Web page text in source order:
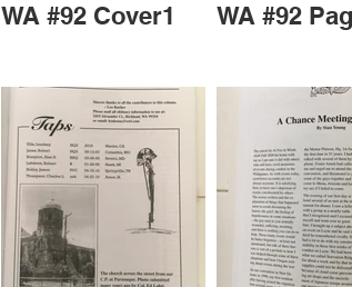
WA #92 Cover1 WA #92